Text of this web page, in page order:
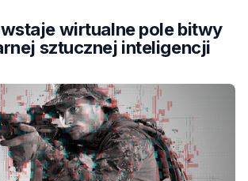
wirtualne pole bitwy
sztucznej inteligencji